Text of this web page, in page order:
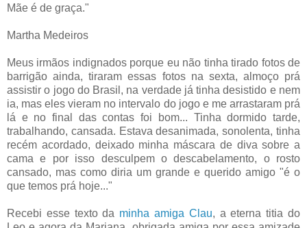
Mãe é de graça."
Martha Medeiros
Meus irmãos indignados porque eu não tinha tirado fotos de
barrigão ainda, tiraram essas fotos na sexta, almoço prá
assistir o jogo do Brasil, na verdade já tinha desistido e nem
ia, mas eles vieram no intervalo do jogo e me arrastaram prá
lá e no final das contas foi bom... Tinha dormido tarde,
trabalhando, cansada. Estava desanimada, sonolenta, tinha
recém acordado, deixado minha máscara de diva sobre a
cama e por isso desculpem o descabelamento, o rosto
cansado, mas como diria um grande e querido amigo "é o
que temos prá hoje..."
Recebi esse texto da minha amiga Clau, a eterna titia do